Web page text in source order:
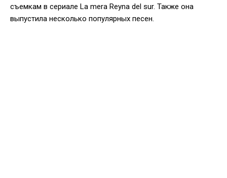
съемкам в сериале La mera Reyna del sur. Также она
выпустила несколько популярных песен.